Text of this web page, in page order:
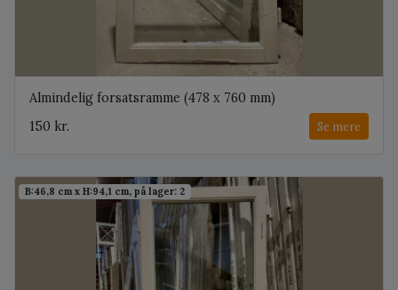
Almindelig forsatsramme (478 x 760 mm)
150 kr.
Se mere
B:46,8 cm x H:94,1 cm, på lager: 2